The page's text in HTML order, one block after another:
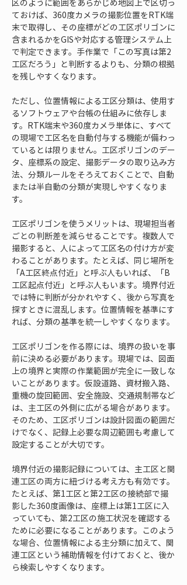
区のように範囲をあらかじめ地図上で区切っ
ておけば、360度カメラの撮影位置をRTK端
末で取得し、その座標がどの工区ポリゴンに
含まれるかをGISや対応する管理システム上
で判定できます。手作業で「この写真は第2
工区だろう」と判断するよりも、分類の根拠
を残しやすくなります。
ただし、位置情報による工区分類は、使用す
るソフトウェアや台帳の仕組みに依存しま
す。RTK端末や360度カメラ単体に、すべて
の現場で工区名を自動付与する機能が備わっ
ているとは限りません。工区ポリゴンのデー
タ、座標系の設定、撮影データの取り込み方
法、分類ルールをそろえておくことで、自動
または半自動の分類が実現しやすくなりま
す。
工区ポリゴンを使うメリットは、現場担当者
ごとの判断差を減らせることです。複数人で
撮影すると、人によって工区名の付け方が変
わることがあります。たとえば、同じ場所を
「A工区終点付近」と呼ぶ人もいれば、「B
工区起点付近」と呼ぶ人もいます。境界付近
では特に判断が分かれやすく、後から写真を
探すときに混乱します。位置情報を基準にす
れば、分類の基準を統一しやすくなります。
工区ポリゴンを作る際には、境界の扱いを事
前に決める必要があります。現場では、図面
上の境界と実際の作業範囲が完全に一致しな
いことがあります。仮設道路、資材搬入路、
重機の旋回範囲、安全施設、交通規制帯など
は、主工区の外側に広がる場合があります。
そのため、工区ポリゴンは設計図面の範囲だ
けでなく、記録上必要な周辺範囲も考慮して
設定することが大切です。
境界付近の撮影記録については、主工区と関
連工区の両方に紐づける考え方も有効です。
たとえば、第1工区と第2工区の接続部で撮
影した360度画像は、座標上は第1工区に入
っていても、第2工区の施工状況を確認する
ために必要になることがあります。このよう
な場合、位置情報による主分類に加えて、関
連工区という補助情報を付けておくと、後か
ら検索しやすくなります。